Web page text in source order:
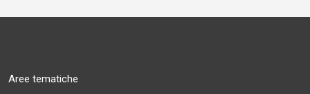
Aree tematiche